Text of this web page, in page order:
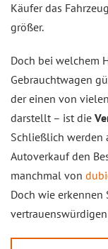
Käufer das
größer.
Doch bei welchem
Gebrauchtwagen
der einen von
darstellt – ist die
Schließlich werden
Autoverkauf den
manchmal von
Doch wie erkennen